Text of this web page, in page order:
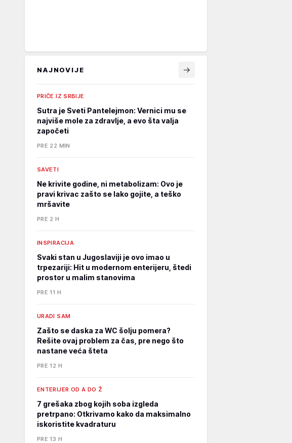
NAJNOVIJE
PRIČE IZ SRBIJE
Sutra je Sveti Pantelejmon: Vernici mu se
najviše mole za zdravlje, a evo šta valja
započeti
PRE 22 MIN
SAVETI
Ne krivite godine, ni metabolizam: Ovo je
pravi krivac zašto se lako gojite, a teško
mršavite
PRE 2 H
INSPIRACIJA
Svaki stan u Jugoslaviji je ovo imao u
trpezariji: Hit u modernom enterijeru, štedi
prostor u malim stanovima
PRE 11 H
URADI SAM
Zašto se daska za WC šolju pomera?
Rešite ovaj problem za čas, pre nego što
nastane veća šteta
PRE 12 H
ENTERIJER OD A DO Ž
7 grešaka zbog kojih soba izgleda
pretrpano: Otkrivamo kako da maksimalno
iskoristite kvadraturu
PRE 13 H